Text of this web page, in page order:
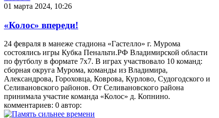
01 марта 2024, 10:26
«Колос» впереди!
24 февраля в манеже стадиона «Гастелло» г. Мурома
состоялись игры Кубка Пенальти.РФ Владимирской области
по футболу в формате 7х7. В играх участвовало 10 команд:
сборная округа Мурома, команды из Владимира,
Александрова, Гороховца, Коврова, Курлово, Судогодского и
Селивановского районов. От Селивановского района
принимала участие команда «Колос» д. Копнино.
комментариев: 0 автор: